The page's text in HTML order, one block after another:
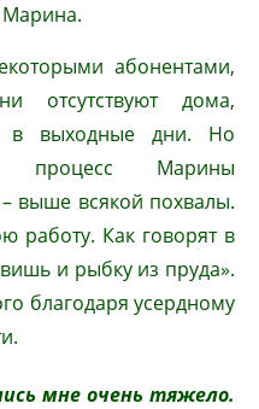
Марина.
абонентами,
отсутствуют дома,
в выходные дни. Но
процесс Марины
выше всякой похвалы.
работу. Как говорят в
и рыбку из пруда».
благодаря усердному
мне очень тяжело.